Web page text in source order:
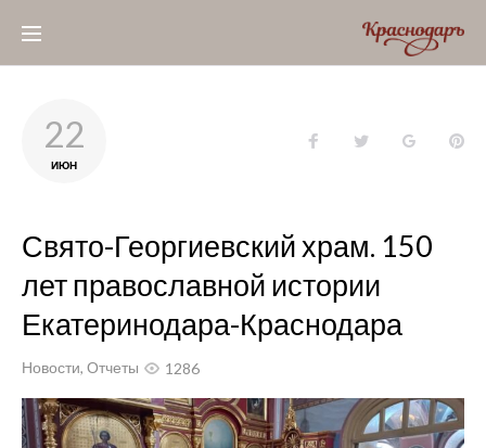
22
ИЮН
FacebookTwitter Google+
Свято-Георгиевский храм. 150
лет православной истории
Екатеринодара-Краснодара
Новости, Отчеты 1286